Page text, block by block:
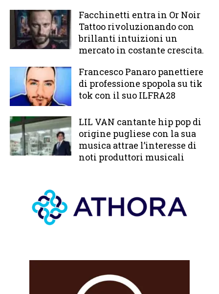
Facchinetti entra in Or Noir
Tattoo rivoluzionando con
brillanti intuizioni un
mercato in costante crescita.
Francesco Panaro panettiere
di professione spopola su tik
tok con il suo ILFRA28
LIL VAN cantante hip pop di
origine pugliese con la sua
musica attrae l’interesse di
noti produttori musicali